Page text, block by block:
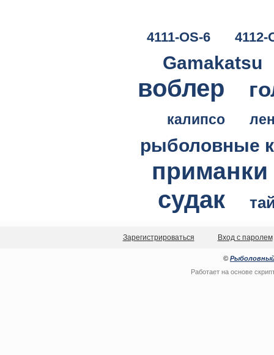
4111-OS-6 4112-
Gamakatsu
воблер
калипсо
рыболовные
приманки
судак
Зарегистрироваться Вход с паролем
© Рыболовный
Работает на основе